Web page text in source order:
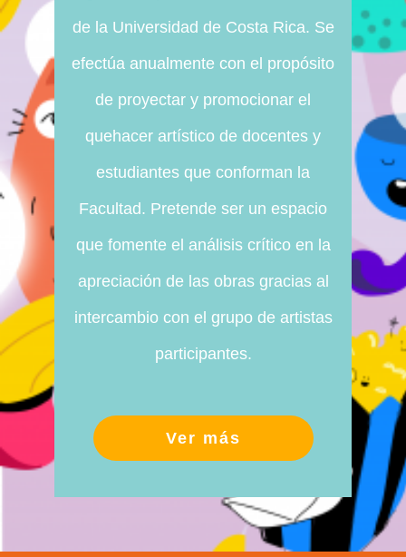
de la Universidad de Costa Rica. Se
efectúa anualmente con el propósito
de proyectar y promocionar el
quehacer artístico de docentes y
estudiantes que conforman la
Facultad. Pretende ser un espacio
que fomente el análisis crítico en la
apreciación de las obras gracias al
intercambio con el grupo de artistas
participantes.
Ver más